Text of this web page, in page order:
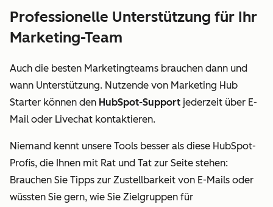
Professionelle Unterstützung für Ihr
Marketing-Team
Auch die besten Marketingteams brauchen dann und
wann Unterstützung. Nutzende von Marketing Hub
Starter können den HubSpot-Support jederzeit über E-
Mail oder Livechat kontaktieren.
Niemand kennt unsere Tools besser als diese HubSpot-
Profis, die Ihnen mit Rat und Tat zur Seite stehen:
Brauchen Sie Tipps zur Zustellbarkeit von E-Mails oder
wüssten Sie gern, wie Sie Zielgruppen für